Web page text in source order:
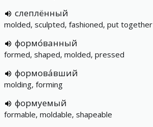
слеплённый
molded, sculpted, fashioned, put together
формо́ванный
formed, shaped, molded, pressed
формова́вший
molding, forming
формуемый
formable, moldable, shapeable